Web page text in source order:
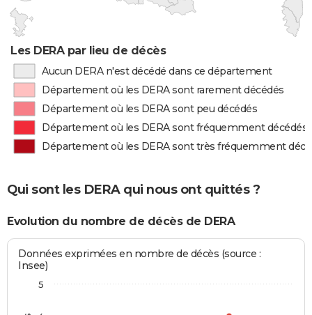
Les DERA par lieu de décès
Aucun DERA n'est décédé dans ce département
Département où les DERA sont rarement décédés
Département où les DERA sont peu décédés
Département où les DERA sont fréquemment décédés
Département où les DERA sont très fréquemment
Qui sont les DERA qui nous ont quittés ?
Evolution du nombre de décès de DERA
Données exprimées en nombre de décès (source :
Insee)
5